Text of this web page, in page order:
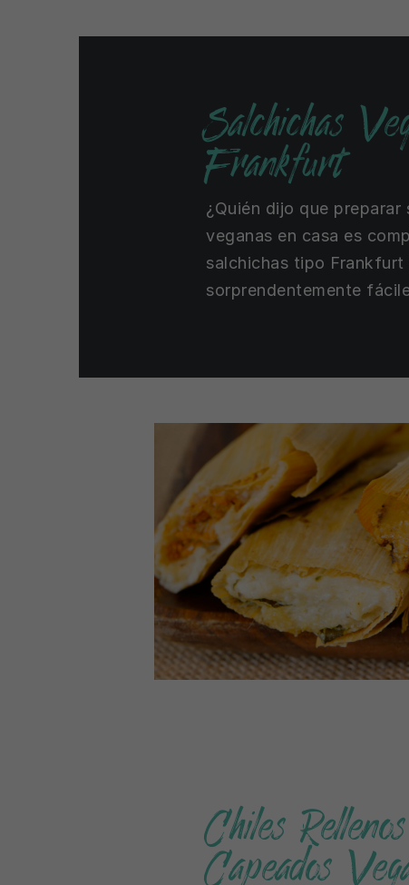
Salchichas
Frankfurt
¿Quién dijo que preparar
veganas en casa es
salchichas tipo Frankfurt
sorprendentemente
Chiles Rellenos
Capeados